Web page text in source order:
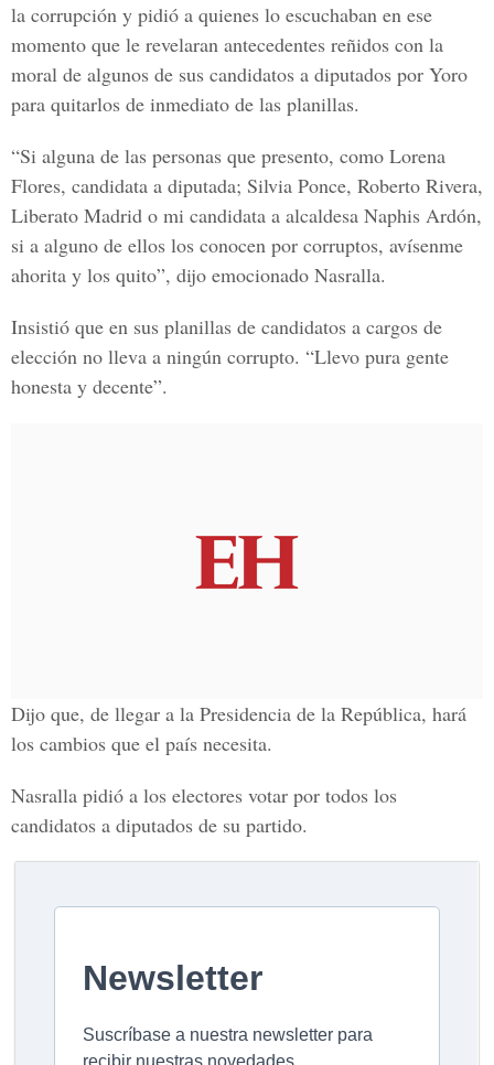
la corrupción y pidió a quienes lo escuchaban en ese
momento que le revelaran antecedentes reñidos con la
moral de algunos de sus candidatos a diputados por Yoro
para quitarlos de inmediato de las planillas.
“Si alguna de las personas que presento, como Lorena
Flores, candidata a diputada; Silvia Ponce, Roberto Rivera,
Liberato Madrid o mi candidata a alcaldesa Naphis Ardón,
si a alguno de ellos los conocen por corruptos, avísenme
ahorita y los quito”, dijo emocionado Nasralla.
Insistió que en sus planillas de candidatos a cargos de
elección no lleva a ningún corrupto. “Llevo pura gente
honesta y decente”.
Dijo que, de llegar a la Presidencia de la República, hará
los cambios que el país necesita.
Nasralla pidió a los electores votar por todos los
candidatos a diputados de su partido.